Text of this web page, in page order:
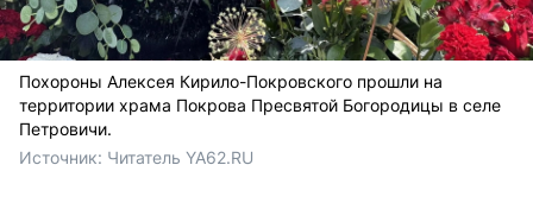
Похороны Алексея Кирило-Покровского прошли на
территории храма Покрова Пресвятой Богородицы в селе
Петровичи.
Источник: Читатель YA62.RU